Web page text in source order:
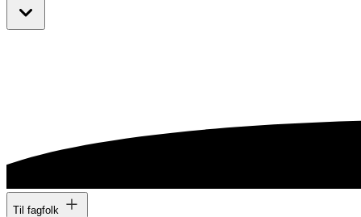
Til fagfolk